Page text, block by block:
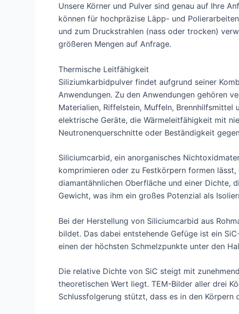
Unsere Körner und Pulver sind genau auf Ihre
können für hochpräzise Läpp- und
und zum Druckstrahlen (nass oder trocken)
größeren Mengen auf Anfrage.
Thermische Leitfähigkeit
Siliziumkarbidpulver findet aufgrund seiner
Anwendungen. Zu den Anwendungen gehören
Materialien, Riffelstein, Muffeln,
elektrische Geräte, die Wärmeleitfähigkeit mit
Neutronenquerschnitte oder Beständigkeit
Siliciumcarbid, ein anorganisches
komprimieren oder zu Festkörpern formen
diamantähnlichen Oberfläche und einer Dichte,
Gewicht, was ihm ein großes Potenzial als
Bei der Herstellung von Siliciumcarbid aus
bildet. Das dabei entstehende Gefüge ist ein
einen der höchsten Schmelzpunkte unter den
Die relative Dichte von SiC steigt mit
theoretischen Wert liegt. TEM-Bilder aller drei
Schlussfolgerung stützt, dass es in den